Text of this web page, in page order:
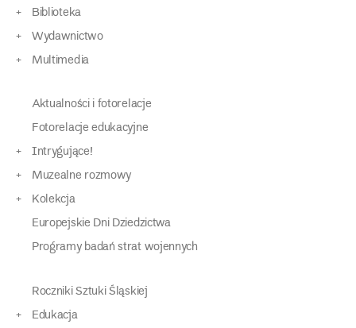
Biblioteka
Wydawnictwo
Multimedia
Aktualności i fotorelacje
Fotorelacje edukacyjne
Intrygujące!
Muzealne rozmowy
Kolekcja
Europejskie Dni Dziedzictwa
Programy badań strat wojennych
Roczniki Sztuki Śląskiej
Edukacja